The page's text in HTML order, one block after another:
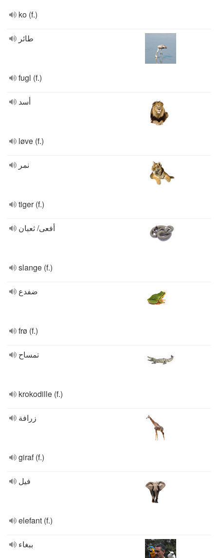
ko (f.)
طائر
fugl (f.)
أسد
løve (f.)
نمر
tiger (f.)
أفعى/ ثعبان
slange (f.)
ضفدع
frø (f.)
تمساح
krokodille (f.)
زرافة
giraf (f.)
فيل
elefant (f.)
ببغاء